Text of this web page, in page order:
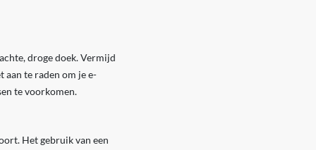
droge doek. Vermijd
aan te raden om je e-
te voorkomen.
Het gebruik van een